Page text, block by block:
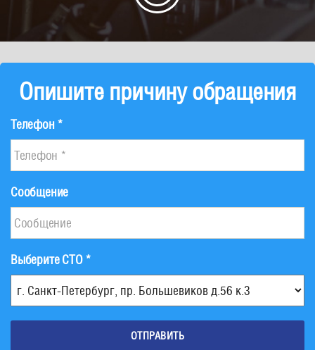
Опишите причину обращения
Телефон *
Сообщение
Выберите СТО *